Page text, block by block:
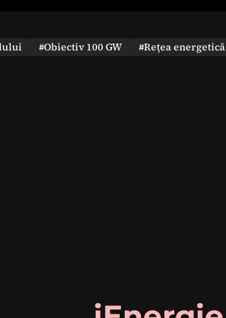
#Obiectiv 100 GW #Rețea energetică